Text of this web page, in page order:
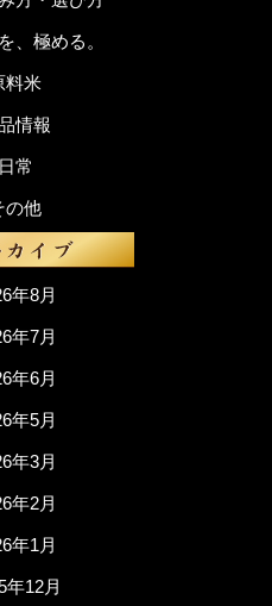
、極める。
料米
情報
日常
の他
年8月
年7月
年6月
年5月
年3月
年2月
年1月
年12月